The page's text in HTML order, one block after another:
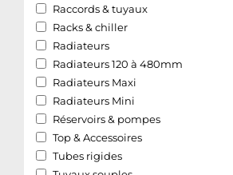
Raccords & tuyaux
Racks & chiller
Radiateurs
Radiateurs 120 à 480mm
Radiateurs Maxi
Radiateurs Mini
Réservoirs & pompes
Top & Accessoires
Tubes rigides